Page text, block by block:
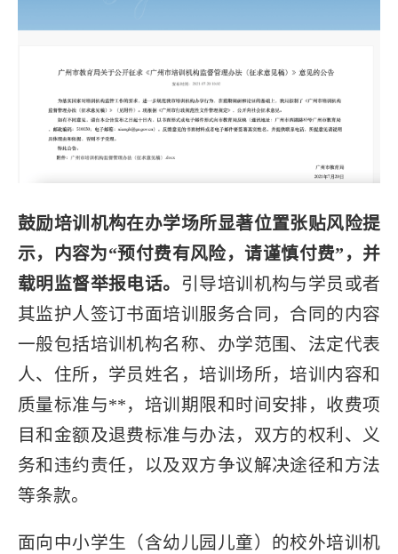
鼓励培训机构在办学场所显著位置张贴风险提
示，内容为“预付费有风险，请谨慎付费”，并
载明监督举报电话。
引导培训机构与学员或者
其监护人签订书面培训服务合同，合同的内容
一般包括培训机构名称、办学范围、法定代表
人、住所，学员姓名，培训场所，培训内容和
质量标准与**，培训期限和时间安排，收费项
目和金额及退费标准与办法，双方的权利、义
务和违约责任，以及双方争议解决途径和方法
等条款。
面向中小学生（含幼儿园儿童）的校外培训机